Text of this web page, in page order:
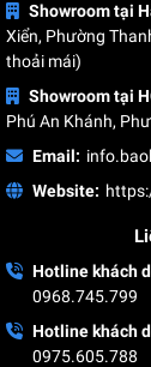
móc có tích
bảo vệ họ khỏi
thiết bị này.
Sử dụng ủng
là một yêu cầu
thiết yếu, đảm
Showroom tại
Xiển, Phường
thoải mái)
Showroom tại
Phú An Khánh,
Email:
Website:
Hotline khách
0968.745.799
Hotline khách
0975.605.788